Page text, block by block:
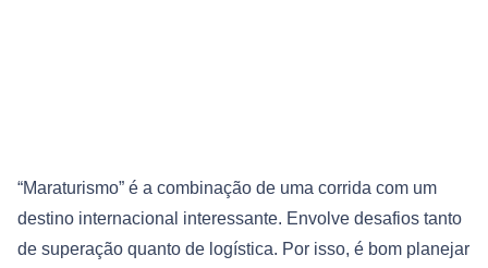
“Maraturismo” é a combinação de uma corrida com um
destino internacional interessante. Envolve desafios tanto
de superação quanto de logística. Por isso, é bom planejar